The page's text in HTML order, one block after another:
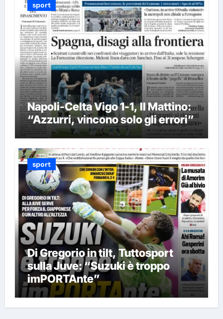
sport
Napoli-Celta Vigo 1-1, Il Mattino:
“Azzurri, vincono solo gli errori”
sport
Di Gregorio in tilt, Tuttosport
sulla Juve: “Suzuki è troppo
imPORTAnte”